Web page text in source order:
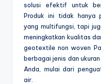
solusi efektif untuk
Produk ini tidak hanya
yang multifungsi, tapi
meningkatkan kualitas
geotextile non woven
berbagai jenis dan
Anda, mulai dari
air.